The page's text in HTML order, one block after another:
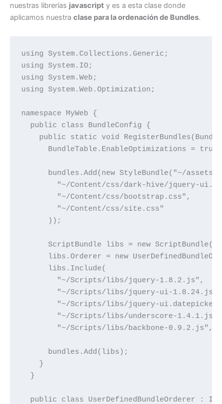
nuestras librerías javascript y es a esta clase donde
aplicamos nuestra clase para la ordenación de Bundles.
using System.Collections.Generic;
using System.IO;
using System.Web;
using System.Web.Optimization;
namespace MyWeb {
  public class BundleConfig {
public static void
      BundleTable.EnableOptimizations = true;
bundles.Add(new StyleBundle("~/assets/
"~/Content/css/dark-hive/jquery-
        "~/Content/css/bootstrap.css",
        "~/Content/css/site.css"
      ));
ScriptBundle libs = new
libs.Orderer = new
      libs.Include(
        "~/Scripts/libs/jquery-1.8.2.js",
        "~/Scripts/libs/jquery-ui-1.8.24.js",
"~/Scripts/libs/jquery-
        "~/Scripts/libs/underscore-1.4.1.js",
        "~/Scripts/libs/backbone-0.9.2.js",
      bundles.Add(libs);
    }
  }
public class UserDefinedBundleOrderer :